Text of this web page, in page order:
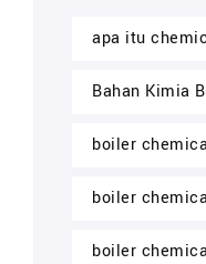
apa itu
Bahan Kimia
boiler
boiler
boiler